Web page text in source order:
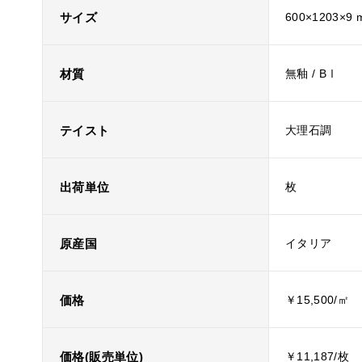
サイズ 600×1203×9
材質 無釉 / BⅠ
テイスト 大理石調
出荷単位 枚
原産国 イタリア
価格 ￥15,500/㎡
価格(販売単位) ￥11,187/枚